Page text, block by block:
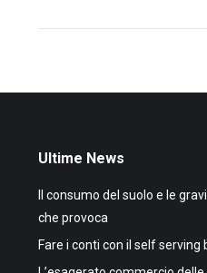
Ultime News
Il consumo del suolo e le
che provoca
Fare i conti con il self serving